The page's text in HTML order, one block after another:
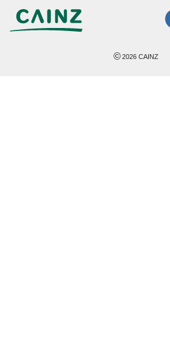
©2026 CAINZ